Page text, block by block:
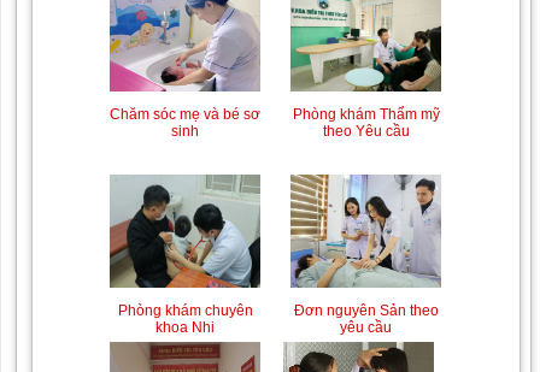
Trung tâm chăm sóc mẹ
bầu và sau sinh
Khám bệnh nhân mắc
các bệnh lý về xương,
Phòng khám chuyên
khoa Nhi
Chiếu tia Plasma lạnh hỗ
trợ điều trị vết thương
Đơn nguyên Sản theo
yêu cầu
Khám bệnh nhân sau
phẫu thuật